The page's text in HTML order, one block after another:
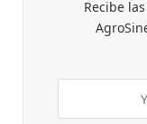
Recibe